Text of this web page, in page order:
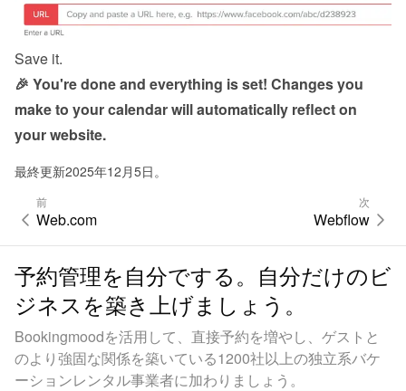
Save it.
🎉 You're done and everything is set! Changes you
make to your calendar will automatically reflect on
your website.
最終更新2025年12月5日。
前
Web.com
次
Webflow
予約管理を自分でする。自分だけのビ
ジネスを築き上げましょう。
Bookingmoodを活用して、直接予約を増やし、ゲストと
のより強固な関係を築いている1200社以上の独立系バケ
ーションレンタル事業者に加わりましょう。